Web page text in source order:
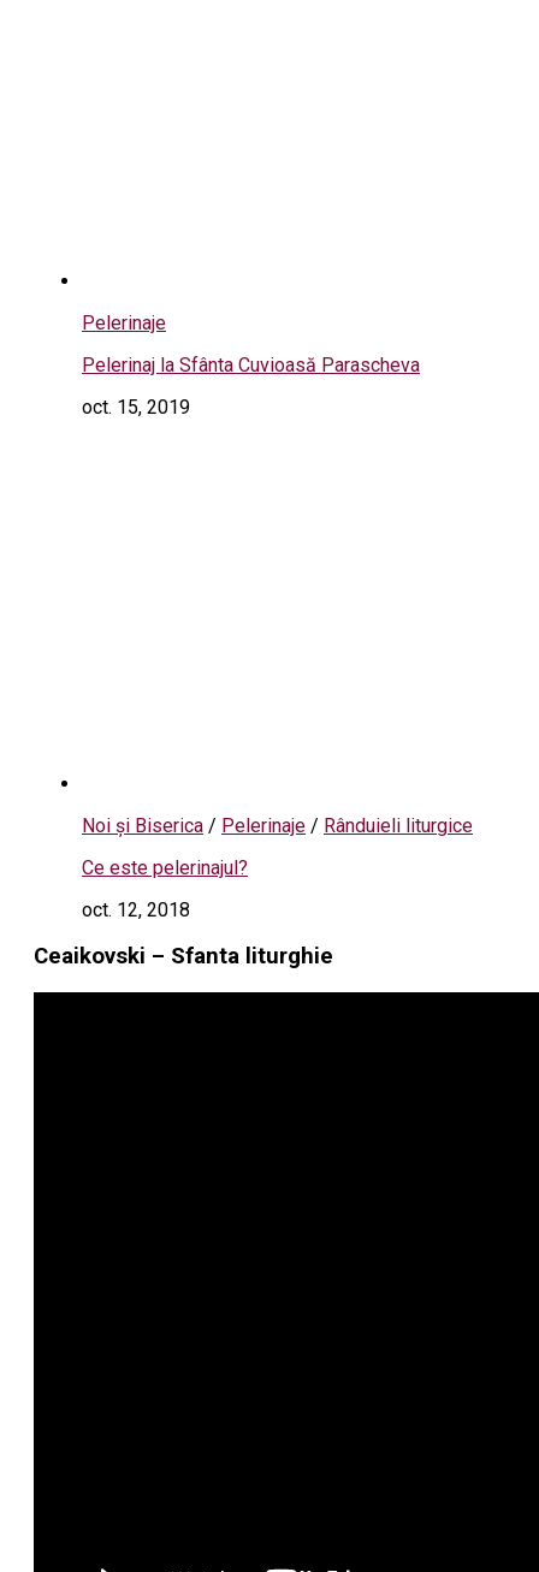
Pelerinaje
Pelerinaj la Sfânta Cuvioasă Parascheva
oct. 15, 2019
Noi și Biserica / Pelerinaje / Rânduieli liturgice
Ce este pelerinajul?
oct. 12, 2018
Ceaikovski – Sfanta liturghie